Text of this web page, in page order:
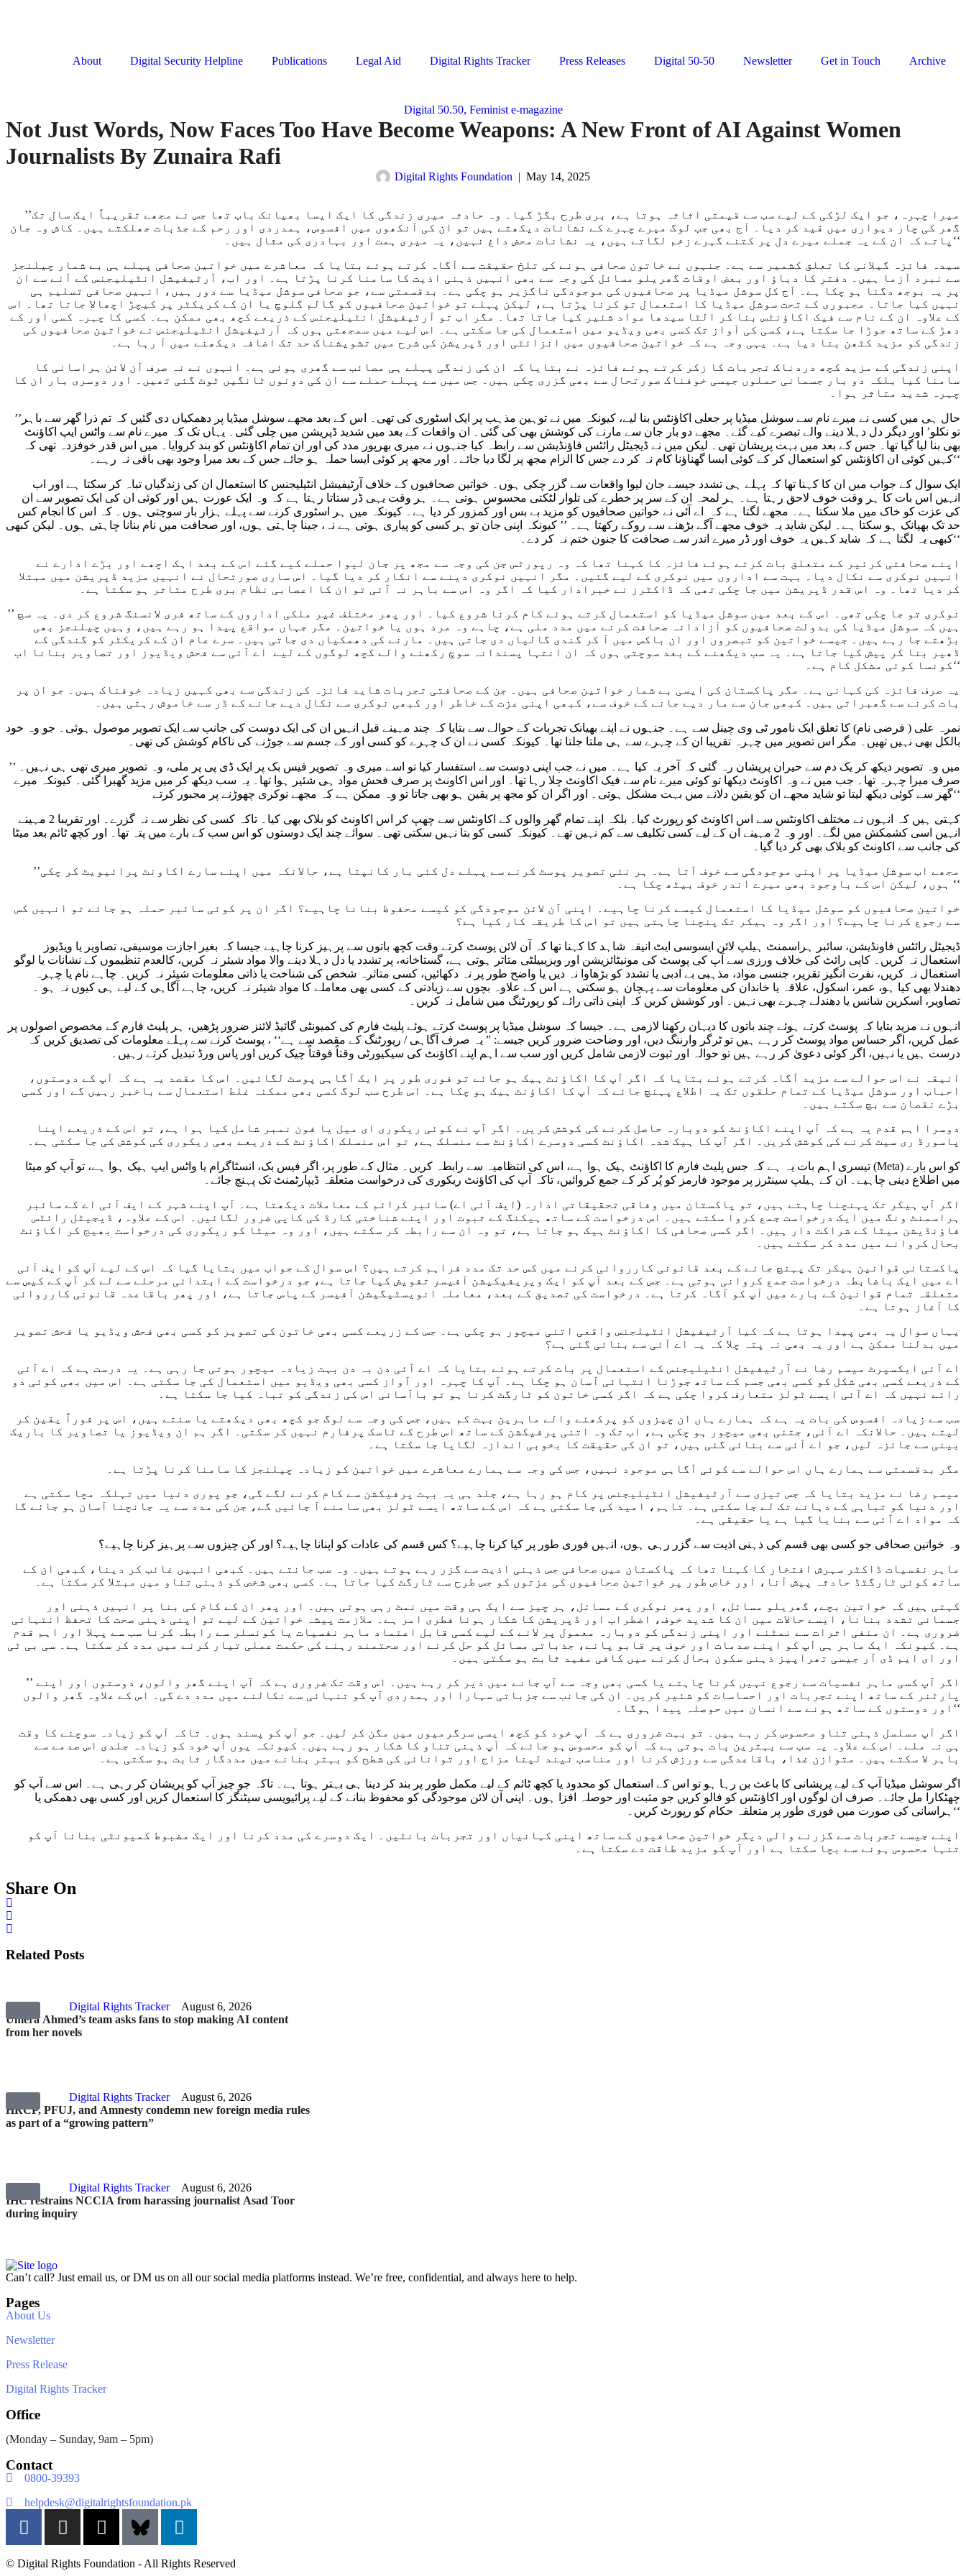
About Digital Security Helpline Publications Legal Aid Digital Rights Tracker Press Releases Digital 50-50 Newsletter Get in Touch Archive
Digital 50.50, Feminist e-magazine
Not Just Words, Now Faces Too Have Become Weapons: A New Front of AI Against Women
Journalists By Zunaira Rafi
Digital Rights Foundation | May 14, 2025
’’میرا چہرہ، جو ایک لڑکی کے لیے سب سے قیمتی اثاثہ ہوتا ہے، بری طرح بگڑ گیا۔ وہ حادثہ میری زندگی کا ایک ایسا بھیانک باب تھا جس نے مجھے تقریباً ایک سال تک
گھر کی چار دیواری میں قید کر دیا۔ آج بھی جب لوگ میرے چہرے کے نشانات دیکھتے ہیں تو ان کی آنکھوں میں افسوس، ہمدردی اور رحم کے جذبات جھلکتے ہیں۔ کاش وہ جان
پاتے کہ ان کے یہ جملے میرے دل پر کتنے گہرے زخم لگاتے ہیں، یہ نشانات محض داغ نہیں، یہ میری ہمت اور بہادری کی مثال ہیں۔‘‘
سیدہ فائزہ گیلانی کا تعلق کشمیر سے ہے۔ جنہوں نے خاتون صحافی ہونے کی تلخ حقیقت سے آگاہ کرتے ہوئے بتایا کہ معاشرے میں خواتین صحافی پہلے ہی بے شمار چیلنجز
سے نبرد آزما ہیں۔ دفتر کا دباؤ اور بعض اوقات گھریلو مسائل کی وجہ سے بھی انہیں ذہنی اذیت کا سامنا کرنا پڑتا ہے۔ اور اب، آرٹیفیشل انٹیلیجنس کے آنے سے ان
پر یہ بوجھ دگنا ہو چکا ہے۔ آج کل سوشل میڈیا پر صحافیوں کی موجودگی ناگزیر ہو چکی ہے۔ بدقسمتی سے، جو صحافی سوشل میڈیا سے دور ہیں، انہیں صحافی تسلیم ہی
نہیں کیا جاتا۔ مجبوری کے تحت سوشل میڈیا کا استعمال تو کرنا پڑتا ہے، لیکن پہلے تو خواتین صحافیوں کو گالم گلوچ یا ان کے کریکٹر پر کیچڑ اچھالا جاتا تھا۔ اس
کے علاوہ ان کے نام سے فیک اکاؤنٹس بنا کر الٹا سیدھا مواد شئیر کیا جاتا تھا۔ مگر اب تو آرٹیفیشل انٹیلیجنس کے ذریعے کچھ بھی ممکن ہے۔ کسی کا چہرہ کسی اور کے
دھڑ کے ساتھ جوڑا جا سکتا ہے، کسی کی آواز تک کسی بھی ویڈیو میں استعمال کی جا سکتی ہے۔ اس لیے میں سمجھتی ہوں کہ آرٹیفیشل انٹیلیجنس نے خواتین صحافیوں کی
زندگی کو مزید کٹھن بنا دیا ہے۔ یہی وجہ ہے کہ خواتین صحافیوں میں انزائٹی اور ڈپریشن کی شرح میں تشویشناک حد تک اضافہ دیکھنے میں آ رہا ہے۔
اپنی زندگی کے مزید کچھ دردناک تجربات کا زکر کرتے ہوئے فائزہ نے بتایا کہ ان کی زندگی پہلے ہی مصائب سے گھری ہوئی ہے۔ انہوں نے نہ صرف آن لائن ہراسانی کا
سامنا کیا بلکہ دو بار جسمانی حملوں جیسی خوفناک صورتحال سے بھی گزری چکی ہیں۔ جس میں سے پہلے حملے سے ان کی دونوں ٹانگیں ٹوٹ گئی تھیں۔ اور دوسری بار ان کا
چہرہ شدید متاثر ہوا۔
’’حال ہی میں کسی نے میرے نام سے سوشل میڈیا پر جعلی اکاؤنٹس بنا لیے، کیونکہ میں نے توہین مذہب پر ایک اسٹوری کی تھی۔ اس کے بعد مجھے سوشل میڈیا پر دھمکیاں دی گئیں کہ تم ذرا گھر سے باہر
تو نکلو’ اور دیگر دل دہلا دینے والے تبصرے کیے گئے۔ مجھے دو بار جان سے مارنے کی کوشش بھی کی گئی۔ ان واقعات کے بعد میں شدید ڈپریشن میں چلی گئی۔ یہاں تک کہ میرے نام سے واٹس ایپ اکاؤنٹ
بھی بنا لیا گیا تھا۔ جس کے بعد میں بہت پریشان تھی۔ لیکن میں نے ڈیجیٹل رائٹس فاؤنڈیشن سے رابطہ کیا جنہوں نے میری بھرپور مدد کی اور ان تمام اکاؤنٹس کو بند کروایا۔ میں اس قدر خوفزدہ تھی کہ
کہیں کوئی ان اکاؤنٹس کو استعمال کر کے کوئی ایسا گھناؤنا کام نہ کر دے جس کا الزام مجھ پر لگا دیا جائے۔ اور مجھ پر کوئی ایسا حملہ ہو جائے جس کے بعد میرا وجود بھی باقی نہ رہے۔‘‘
ایک سوال کے جواب میں ان کا کہنا تھا کہ پہلے ہی تشدد جیسے جان لیوا واقعات سے گزر چکی ہوں۔ خواتین صحافیوں کے خلاف آرٹیفیشل انٹیلیجنس کا استعمال ان کی زندگیاں تباہ کر سکتا ہے اور اب
انہیں اس بات کا ہر وقت خوف لاحق رہتا ہے۔ ہر لمحہ ان کے سر پر خطرے کی تلوار لٹکتی محسوس ہوتی ہے۔ ہر وقت یہی ڈر ستاتا رہتا ہے کہ وہ ایک عورت ہیں اور کوئی ان کی ایک تصویر سے ان
کی عزت کو خاک میں ملا سکتا ہے۔ مجھے لگتا ہے کہ اے آئی نے خواتین صحافیوں کو مزید بے بس اور کمزور کر دیا ہے۔ کیونکہ میں ہر اسٹوری کرنے سے پہلے ہزار بار سوچتی ہوں۔ کہ اس کا انجام کس
حد تک بھیانک ہو سکتا ہے۔ لیکن شاید یہ خوف مجھے آگے بڑھنے سے روکے رکھتا ہے۔ ’’ کیونکہ اپنی جان تو ہر کسی کو پیاری ہوتی ہے نہ، جینا چاہتی ہوں، اور صحافت میں نام بنانا چاہتی ہوں۔ لیکن کبھی
کبھی یہ لگتا ہے کہ شاید کہیں یہ خوف اور ڈر میرے اندر سے صحافت کا جنون ختم نہ کر دے۔‘‘
اپنے صحافتی کرئیر کے متعلق بات کرتے ہوئے فائزہ کا کہنا تھا کہ وہ رپورٹس جن کی وجہ سے مجھ پر جان لیوا حملے کیے گئے اس کے بعد اہک اچھے اور بڑے ادارے نے
انہیں نوکری سے نکال دیا۔ بہت سے اداروں میں نوکری کے لیے گئیں۔ مگر انہیں نوکری دینے سے انکار کر دیا گیا۔ اس ساری صورتحال نے انہیں مزید ڈپریشن میں مبتلا
کر دیا تھا۔ وہ اس قدر ڈپریشن میں جا چکی تھی کہ ڈاکٹرز نے خبرادار کیا کہ اگر وہ اس سے باہر نہ آئی تو ان کا اعصابی نظام بری طرح متاثر ہو سکتا ہے۔
’’ نوکری تو جا چکی تھی۔ اس کے بعد میں سوشل میڈیا کو استعمال کرتے ہوئے کام کرنا شروع کیا۔ اور پھر مختلف غیر ملکی اداروں کے ساتھ فری لانسنگ شروع کر دی۔ یہ سچ
ہیں کہ سوشل میڈیا کی بدولت صحافیوں کو آزادانہ صحافت کرنے میں مدد ملی ہے، چاہے وہ مرد ہوں یا خواتین۔ مگر جہاں مواقع پیدا ہو رہے ہیں، وہیں چیلنجز بھی
بڑھتے جا رہے ہیں۔ جیسے خواتین کو تبصروں اور ان باکس میں آ کر گندی گالیاں دی جاتی ہیں۔ مارنے کی دھمکیاں دی جاتی ہیں۔ سرے عام ان کے کریکٹر کو گندگی کے
ڈھیر بنا کر پیش کیا جاتا ہے۔ یہ سب دیکھنے کے بعد سوچتی ہوں کہ ان انتہا پسندانہ سوچ رکھنے والے کچھ لوگوں کے لیے اے آئی سے فحش ویڈیوز اور تصاویر بنانا اب
کونسا کوئی مشکل کام ہے۔‘‘
یہ صرف فائزہ کی کہانی ہے۔ مگر پاکستان کی ایسی بے شمار خواتین صحافی ہیں۔ جن کے صحافتی تجربات شاید فائزہ کی زندگی سے بھی کہیں زیادہ خوفناک ہیں۔ جو ان پر
بات کرنے سے گھبراتی ہیں۔ کبھی جان سے مار دیے جانے کے خوف سے، کبھی اپنی عزت کے خاطر اور کبھی نوکری سے نکال دیے جانے کے ڈر سے خاموش رہتی ہیں۔
نمرہ علی ( فرضی نام) کا تعلق ایک نامور ٹی وی چینل سے ہے۔ جنہوں نے اپنے بھیانک تجربات کے حوالے سے بتایا کہ چند مہینے قبل انہیں ان کی ایک دوست کی جانب سے ایک تصویر موصول ہوئی۔ جو وہ خود
بالکل بھی نہیں تھیں۔ مگر اس تصویر میں چہرہ تقریبا ان کے چہرے سے ہی ملتا جلتا تھا۔ کیونکہ کسی نے ان ک چہرے کو کسی اور کے جسم سے جوڑنے کی ناکام کوشش کی تھی۔
’’ میں وہ تصویر دیکھ کر یک دم سے حیران پریشان رہ گئی کہ آخر یہ کیا ہے۔ میں نے جب اپنی دوست سے استفسار کیا تو اسے میری وہ تصویر فیس بک پر ایک ڈی پی پر ملی، وہ تصویر میری تھی ہی نہیں۔
صرف میرا چہرہ تھا۔ جب میں نے وہ اکاونٹ دیکھا تو کوئی میرے نام سے فیک اکاونٹ چلا رہا تھا۔ اور اس اکاونٹ پر صرف فحش مواد ہی شئیر ہوا تھا۔ یہ سب دیکھ کر میں مزید گھبرا گئی۔ کیونکہ میرے
گھر سے کوئی دیکھ لیتا تو شاید مجھے ان کو یقین دلانے میں بہت مشکل ہوتی۔ اور اگر ان کو مجھ پر یقین ہو بھی جاتا تو وہ ممکن ہے کہ مجھے نوکری چھوڑنے پر مجبور کرتے‘‘
کہتی ہیں کہ انہوں نے مختلف اکاونٹس سے اس اکاونٹ کو رپورٹ کیا۔ بلکہ اپنے تمام گھر والوں کے اکاونٹس سے چھپ کر اس اکاونٹ کو بلاک بھی کیا۔ تاکہ کسی کی نظر سے نہ گزرے۔ اور تقریبا 2 مہینے
انہیں اسی کشمکش میں لگے۔ اور وہ 2 مہینے ان کے لیے کسی تکلیف سے کم نہیں تھے۔ کیونکہ کسی کو بتا نہیں سکتی تھی۔ سوائے چند ایک دوستوں کو اس سب کے بارے میں پتہ تھا۔ اور کچھ ٹائم بعد میٹا
کی جانب سے اکاونٹ کو بلاک بھی کر دیا گیا۔
’’مجھے اب سوشل میڈیا پر اپنی موجودگی سے خوف آتا ہے۔ ہر نئی تصویر پوسٹ کرنے سے پہلے دل کئی بار کانپتا ہے، حالانکہ میں اپنے سارے اکاونٹ پرائیویٹ کر چکی
ہوں، لیکن اس کے باوجود بھی میرے اندر خوف بیٹھ چکا ہے۔ ‘‘
خواتین صحافیوں کو سوشل میڈیا کا استعمال کیسے کرنا چاہیے۔ اپنی آن لائن موجودگی کو کیسے محفوظ بنانا چاہیے؟ اگر ان پر کوئی سائبر حملہ ہو جائے تو انہیں کس
سے رجوع کرنا چاہیے؟ اور اگر وہ ہیکر تک پنچنا چاہتی ہیں تو اس کا طریقہ کار کیا ہے؟
ڈیجیٹل رائٹس فاونڈیشن، سائبر ہراسمنٹ ہیلپ لائن ایسوسی ایٹ انیقہ شاہد کا کہنا تھا کہ آن لائن پوسٹ کرتے وقت کچھ باتوں سے پرہیز کرنا چاہیے جیسا کہ بغیر اجازت موسیقی، تصاویر یا ویڈیوز
استعمال نہ کریں۔ کاپی رائٹ کی خلاف ورزی سے آپ کی پوسٹ کی مونیٹائزیشن اور ویزیبیلٹی متاثر ہوتی ہے، گستاخانه، پر تشدد یا دل دہلا دینے والا مواد شیئر نہ کریں، کالعدم تنظیموں کے نشانات یا لوگو
استعمال نہ کریں، نفرت انگیز تقریر، جنسی مواد، مذہبی بے ادبی یا تشدد کو بڑھاوا نہ دیں یا واضح طور پر نہ دکھائیں، کسی متاثرہ شخص کی شناخت یا ذاتی معلومات شیئر نہ کریں۔ چاہے نام یا چہرہ
دھندلا بھی کیا ہو، عمر، اسکول، علاقہ یا خاندان کی معلومات سے پہچان ہو سکتی ہے اس کے علاوہ بچوں سے زیادتی کے کسی بھی معاملے کا مواد شیئر نہ کریں، چاہے آگاہی کے لیے ہی کیوں نہ ہو ۔
تصاویر، اسکرین شانس یا دھندلے چہرے بھی نہیں۔ اور کوشش کریں کہ اپنی ذاتی رائے کو رپورٹنگ میں شامل نہ کریں۔
انہوں نے مزید بتایا کہ پوسٹ کرتے ہوئے چند باتوں کا دیہان رکھنا لازمی ہے۔ جیسا کہ سوشل میڈیا پر پوسٹ کرتے ہوئے پلیٹ فارم کی کمیونٹی گائیڈ لائنز ضرور پڑھیں، ہر پلیٹ فارم کے مخصوص اصولوں پر
عمل کریں، اگر حساس مواد پوسٹ کر رہے ہیں تو ٹرگر وارننگ دیں، اور وضاحت ضرور کریں جیسے: ” یہ صرف آگاہی / رپورٹنگ کے مقصد سے ہے‘‘ ، پوسٹ کرنے سے پہلے معلومات کی تصدیق کریں کہ
درست ہیں یا نہیں، اگر کوئی دعویٰ کر رہے ہیں تو حوالہ اور ثبوت لازمی شامل کریں اور سب سے اہم اپنے اکاؤنٹ کی سیکیورٹی وقتاً فوقتاً چیک کریں اور پاس ورڈ تبدیل کرتے رہیں۔
انیقہ نے اس حوالے سے مزید آگاہ کرتے ہوئے بتایا کہ اگر آپ کا اکاؤنٹ ہیک ہو جائے تو فوری طور پر ایک آگاہی پوسٹ لگائیں۔ اس کا مقصد یہ ہے کہ آپ کے دوستوں،
احباب اور سوشل میڈیا کے تمام حلقوں تک یہ اطلاع پہنچ جائے کہ آپ کا اکاؤنٹ ہیک ہو چکا ہے۔ اس طرح سب لوگ کسی بھی ممکنہ غلط استعمال سے باخبر رہیں گے اور کسی
بڑے نقصان سے بچ سکتے ہیں۔
دوسرا اہم قدم یہ ہے کہ آپ اپنے اکاؤنٹ کو دوبارہ حاصل کرنے کی کوشش کریں۔ اگر آپ نے کوئی ریکوری ای میل یا فون نمبر شامل کیا ہوا ہے، تو اس کے ذریعے اپنا
پاسورڈ ری سیٹ کرنے کی کوشش کریں۔ اگر آپ کا ہیک شدہ اکاؤنٹ کسی دوسرے اکاؤنٹ سے منسلک ہے، تو اس منسلک اکاؤنٹ کے ذریعے بھی ریکوری کی کوشش کی جا سکتی ہے۔
تیسری اہم بات یہ ہے کہ جس پلیٹ فارم کا اکاؤنٹ ہیک ہوا ہے، اس کی انتظامیہ سے رابطہ کریں۔ مثال کے طور پر، اگر فیس بک، انسٹاگرام یا واٹس ایپ ہیک ہوا ہے، تو آپ کو میٹا (Meta) کو اس بارے
میں اطلاع دینی چاہیے۔ ان کے ہیلپ سینٹرز پر موجود فارمز کو پُر کر کے جمع کروائیں، تاکہ آپ کی اکاؤنٹ ریکوری کی درخواست متعلقہ ڈیپارٹمنٹ تک پہنچ جائے۔
اگر آپ ہیکر تک پہنچنا چاہتے ہیں، تو پاکستان میں وفاقی تحقیقاتی ادارہ (ایف آئی اے) سائبر کرائم کے معاملات دیکھتا ہے۔ آپ اپنے شہر کے ایف آئی اے کے سائبر
ہراسمنٹ ونگ میں ایک درخواست جمع کروا سکتے ہیں۔ اس درخواست کے ساتھ ہیکنگ کے ثبوت اور اپنے شناختی کارڈ کی کاپی ضرور لگائیں۔ اس کے علاوہ، ڈیجیٹل رائٹس
فاؤنڈیشن میٹا کے شراکت دار ہیں۔ اگر کسی صحافی کا اکاؤنٹ ہیک ہو جاتا ہے، تو وہ ان سے رابطہ کر سکتے ہیں، اور وہ میٹا کو ریکوری کی درخواست بھیج کر اکاؤنٹ
بحال کروانے میں مدد کر سکتے ہیں۔
پاکستانی قوانین ہیکر تک پہنچ جانے کے بعد قانونی کارروائی کرنے میں کس حد تک مدد فراہم کرتے ہیں؟ اس سوال کے جواب میں بتایا گیا کہ اس کے لیے آپ کو ایف آئی
اے میں ایک باضابطہ درخواست جمع کروانی ہوتی ہے۔ جس کے بعد آپ کو ایک ویریفیکیشن آفیسر تفویض کیا جاتا ہے، جو درخواست کے ابتدائی مرحلے سے لے کر آپ کے کیس سے
متعلقہ تمام قوانین کے بارے میں آپ کو آگاہ کرتا ہے۔ درخواست کی تصدیق کے بعد، معاملہ انویسٹیگیشن آفیسر کے پاس جاتا ہے، اور پھر باقاعدہ قانونی کارروائی
کا آغاز ہوتا ہے۔
یہاں سوال یہ بھی پیدا ہوتا ہے کہ کیا آرٹیفیشل انٹیلجنس واقعی اتنی میچور ہو چکی ہے۔ جس کے زریعے کسی بھی خاتون کی تصویر کو کسی بھی فحش ویڈیو یا فحش تصویر
میں بدلنا ممکن ہے اور یہ بھی نہ پتہ چلا کہ یہ اے آئی سے بنائی گئی ہے؟
اے آئی ایکسپرٹ میسم رضا نے آرٹیفیشل انٹیلیجنس کے استعمال پر بات کرتے ہوئے بتایا کہ اے آئی دن بہ دن بہت زیادہ میچور ہوتی جا رہی ہے۔ یہ درست ہے کہ اے آئی
کے ذریعے کسی بھی شکل کو کسی بھی جسم کے ساتھ جوڑنا انتہائی آسان ہو چکا ہے۔ آپ کا چہرہ اور آواز کسی بھی ویڈیو میں استعمال کی جا سکتی ہے۔ اس میں بھی کوئی دو
رائے نہیں کہ اے آئی ایسے ٹولز متعارف کروا چکی ہے کہ اگر کسی خاتون کو ٹارگٹ کرنا ہو تو باآسانی اس کی زندگی کو تباہ کیا جا سکتا ہے۔
سب سے زیادہ افسوس کی بات یہ ہے کہ ہمارے ہاں ان چیزوں کو پرکھنے والے ماہرین بہت کم ہیں، جس کی وجہ سے لوگ جو کچھ بھی دیکھتے یا سنتے ہیں، اس پر فوراً یقین کر
لیتے ہیں۔ حالانکہ اے آئی، جتنی بھی میچور ہو چکی ہے، اب تک وہ اتنی پرفیکشن کے ساتھ اس طرح کے ٹاسک پرفارم نہیں کر سکتی۔ اگر ہم ان ویڈیوز یا تصاویر کا باریک
بینی سے جائزہ لیں، جو اے آئی سے بنائی گئی ہیں، تو ان کی حقیقت کا بخوبی اندازہ لگایا جا سکتا ہے۔
مگر بدقسمتی سے ہمارے ہاں اس حوالے سے کوئی آگاہی موجود نہیں، جس کی وجہ سے ہمارے معاشرے میں خواتین کو زیادہ چیلنجز کا سامنا کرنا پڑتا ہے۔
میسم رضا نے مزید بتایا کہ جس تیزی سے آرٹیفیشل انٹیلیجنس پر کام ہو رہا ہے، جلد ہی یہ بہت پرفیکشن سے کام کرنے لگے گی، جو پوری دنیا میں تہلکہ مچا سکتی ہے
اور دنیا کو تباہی کے دہانے تک لے جا سکتی ہے۔ تاہم، امید کی جا سکتی ہے کہ اس کے ساتھ ایسے ٹولز بھی سامنے آ جائیں گے، جن کی مدد سے یہ جانچنا آسان ہو جائے گا
کہ مواد اے آئی سے بنایا گیا ہے یا حقیقی ہے۔
وہ خواتین صحافی جو کسی بھی قسم کی ذہنی اذیت سے گزر رہی ہوں، انہیں فوری طور پر کیا کرنا چاہیے؟ کس قسم کی عادات کو اپنانا چاہیے؟ اور کن چیزوں سے پرہیز کرنا چاہیے؟
ماہر نفسیات ڈاکٹر سہرش افتخار کا کہنا تھا کہ پاکستان میں صحافی جس ذہنی اذیت سے گزر رہے ہوتے ہیں۔ وہ سب جانتے ہیں۔ کبھی انہیں غائب کر دینا، کبھی ان کے
ساتھ کوئی ٹارگٹڈ حادثہ پیش آنا، اور خاص طور پر خواتین صحافیوں کی عزتوں کو جس طرح سے ٹارگٹ کیا جاتا ہے۔ کسی بھی شخص کو ذہنی تناو میں مبتلا کر سکتا ہے۔
کہتی ہیں کہ خواتین بچے، گھریلو مسائل، اور پھر نوکری کے مسائل، ہر چیز سے ایک ہی وقت میں نمٹ رہی ہوتی ہیں۔ اور پھر ان کے کام کی بنا پر انہیں ذہنی اور
جسمانی تشدد بنانا، ایسے حالات میں ان کا شدید خوف، اضطراب اور ڈپریشن کا شکار ہونا فطری امر ہے۔ ملازمت پیشہ خواتین کے لیے تو اپنی ذہنی صحت کا تحفظ انتہائی
ضروری ہے۔ ان منفی اثرات سے نمٹنے اور اپنی زندگی کو دوبارہ معمول پر لانے کے لیے کسی قابل اعتماد ماہر نفسیات یا کونسلر سے رابطہ کرنا سب سے پہلا اور اہم قدم
ہے۔ کیونکہ ایک ماہر ہی آپ کو اپنے صدمات اور خوف پر قابو پانے، جذباتی مسائل کو حل کرنے اور صحتمند رہنے کی حکمت عملی تیار کرنے میں مدد کر سکتا ہے۔ سی بی ٹی
اور ای ایم ڈی آر جیسی تھراپیز ذہنی سکون بحال کرنے میں کافی مفید ثابت ہو سکتی ہیں۔
’’ اگر آپ کسی ماہر نفسیات سے رجوع نہیں کرنا چاہتے یا کسی بھی وجہ سے آپ جانے میں دیر کر رہے ہیں۔ اس وقت تک ضروری ہے کہ آپ اپنے گھر والوں، دوستوں اور اپنے
پارٹنر کے ساتھ اپنے تجربات اور احساسات کو شئیر کریں۔ ان کی جانب سے جزباتی سہارا اور ہمدردی آپ کو تنہائی سے نکالنے میں مدد دے گی۔ اس کے علاوہ گھر والوں
اور دوستوں کے ساتھ ہونے سے انسان میں حوصلہ پیدا ہوگا۔‘‘
اگر آپ مسلسل ذہنی تناو محسوس کر رہے ہیں۔ تو بہت ضروری ہے کہ آپ خود کو کچھ ایسی سرگرمیوں میں مگن کر لیں۔ جو آپ کو پسند ہوں۔ تاکہ آپ کو زیادہ سوچنے کا وقت
ہی نہ ملے۔ اس کے علاوہ یہ سب سے بہترین بات ہوتی ہے کہ آپ کو محسوس ہو جائے کہ آپ ذہنی تناو کا شکار ہو رہے ہیں۔ کیونکہ یوں آپ خود کو زیادہ جلدی اس صدمے سے
باہر لا سکتے ہیں۔ متوازن غذا، باقاعدگی سے ورزش کرنا اور مناسب نیند لینا مزاج اور توانائی کی شطح کو بہتر بنانے میں مددگار ثابت ہو سکتی ہے۔
اگر سوشل میڈیا آپ کے لیے پریشانی کا باعث بن رہا ہو تو اس کے استعمال کو محدود یا کچھ ٹائم کے لیے مکمل طور پر بند کر دینا ہی بہتر ہوتا ہے۔ تاکہ جو چیز آپ کو پریشان کر رہی ہے۔ اس سے آپ کو
چھٹکارا مل جائے۔ صرف ان لوگوں اور اکاؤنٹس کو فالو کریں جو مثبت اور حوصلہ افزا ہوں۔ اپنی آن لائن موجودگی کو محفوظ بنانے کے لیے پرائیویسی سیٹنگز کا استعمال کریں اور کسی بھی دھمکی یا
ہراسانی کی صورت میں فوری طور پر متعلقہ حکام کو رپورٹ کریں۔‘‘
اپنے جیسے تجربات سے گزرنے والی دیگر خواتین صحافیوں کے ساتھ اپنی کہانیاں اور تجربات بانٹیں۔ ایک دوسرے کی مدد کرنا اور ایک مضبوط کمیونٹی بنانا آپ کو
تنہا محسوس ہونے سے بچا سکتا ہے اور آپ کو مزید طاقت دے سکتا ہے۔
Share On
Related Posts
Digital Rights Tracker
August 6, 2026
Umera Ahmed’s team asks fans to stop making AI content
from her novels
Digital Rights Tracker
August 6, 2026
HRCP, PFUJ, and Amnesty condemn new foreign media rules
as part of a “growing pattern”
Digital Rights Tracker
August 6, 2026
IHC restrains NCCIA from harassing journalist Asad Toor
during inquiry
Can’t call? Just email us, or DM us on all our social media platforms instead. We’re free, confidential, and always here to help.
Pages
About Us
Newsletter
Press Release
Digital Rights Tracker
Office
(Monday – Sunday, 9am – 5pm)
Contact
0800-39393
helpdesk@digitalrightsfoundation.pk
© Digital Rights Foundation - All Rights Reserved